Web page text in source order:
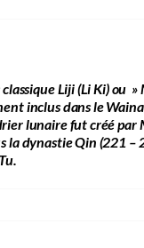
Liji (Li Ki) ou
inclus dans le
lunaire fut créé par
la dynastie Qin (221 –